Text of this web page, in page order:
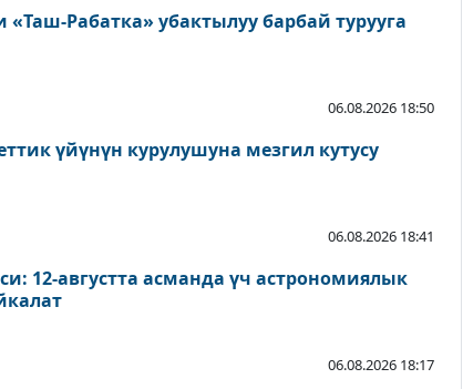
Рабатка» убактылуу барбай турууга
06.08.2026 18:50
үйүнүн курулушуна мезгил кутусу
06.08.2026 18:41
12-августта асманда үч астрономиялык
06.08.2026 18:17